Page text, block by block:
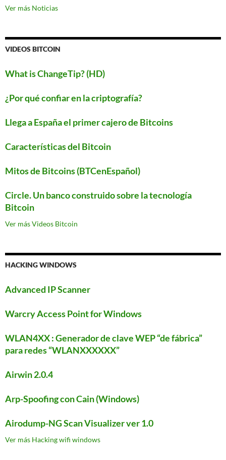
Ver más Noticias
VIDEOS BITCOIN
What is ChangeTip? (HD)
¿Por qué confiar en la criptografía?
Llega a España el primer cajero de Bitcoins
Características del Bitcoin
Mitos de Bitcoins (BTCenEspañol)
Circle. Un banco construido sobre la tecnología
Bitcoin
Ver más Videos Bitcoin
HACKING WINDOWS
Advanced IP Scanner
Warcry Access Point for Windows
WLAN4XX : Generador de clave WEP “de fábrica”
para redes “WLANXXXXXX”
Airwin 2.0.4
Arp-Spoofing con Cain (Windows)
Airodump-NG Scan Visualizer ver 1.0
Ver más Hacking wifi windows